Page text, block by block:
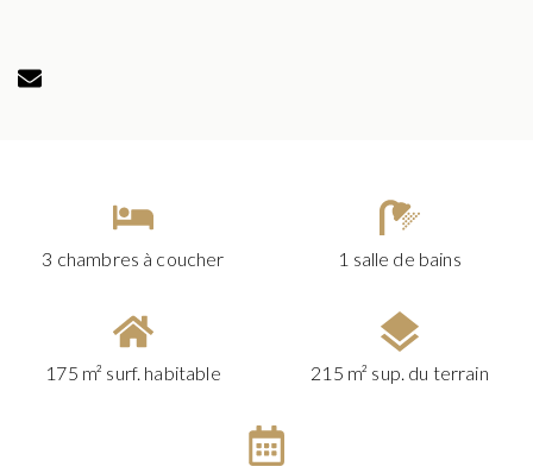
3 chambres à coucher 1 salle de bains
175 m² surf. habitable 215 m² sup. du terrain